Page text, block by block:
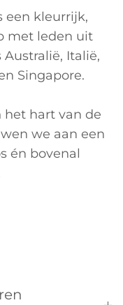
een kleurrijk,
met leden uit
Italië,
Singapore.
hart van de
we aan een
én bovenal